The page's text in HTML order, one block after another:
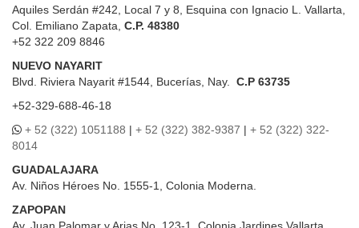
Aquiles Serdán #242, Local 7 y 8, Esquina con Ignacio L. Vallarta,
Col. Emiliano Zapata, C.P. 48380
+52 322 209 8846
NUEVO NAYARIT
Blvd.
Riviera Nayarit #1544, Bucerías, Nay. C.P 63735
+52-329-688-46-18
+ 52 (322) 1051188 | + 52 (322) 382-9387 | + 52 (322) 322-
8014
GUADALAJARA
Av. Niños Héroes No. 1555-1, Colonia Moderna.
ZAPOPAN
Av. Juan Palomar y Arias No. 123-1, Colonia Jardines Vallarta.